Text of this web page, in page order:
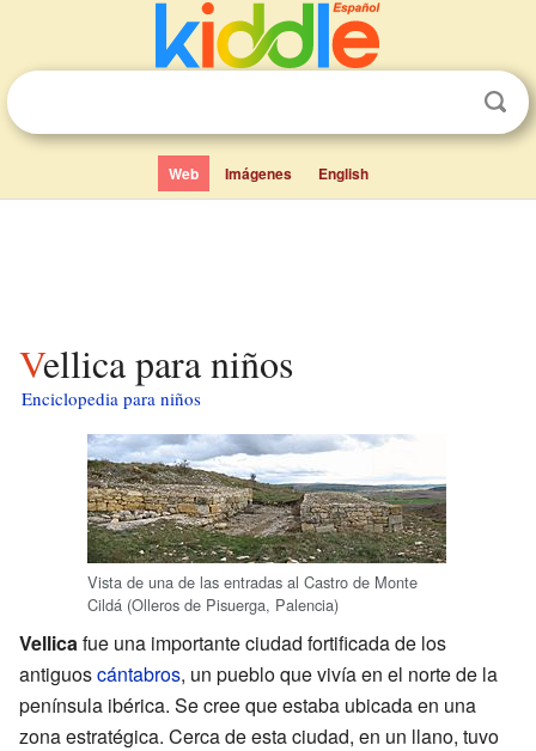
Web Imágenes English
Vellica para niños
Enciclopedia para niños
Vista de una de las entradas al Castro de Monte
Cildá (Olleros de Pisuerga, Palencia)
Vellica fue una importante ciudad fortificada de los
antiguoscántabros, un pueblo que vivía en el norte de la
península ibérica. Se cree que estaba ubicada en una
zona estratégica. Cerca de esta ciudad, en un llano, tuvo